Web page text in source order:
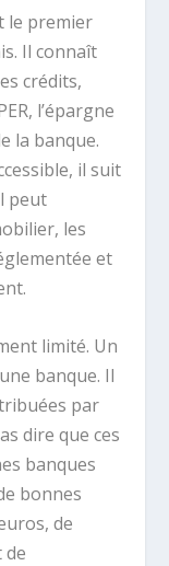
le premier
Il connaît
crédits,
l’épargne
la banque.
il suit
peut
les
et
limité. Un
banque. Il
par
dire que ces
banques
bonnes
de
de